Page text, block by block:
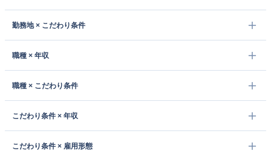
勤務地 × こだわり条件
職種 × 年収
職種 × こだわり条件
こだわり条件 × 年収
こだわり条件 × 雇用形態